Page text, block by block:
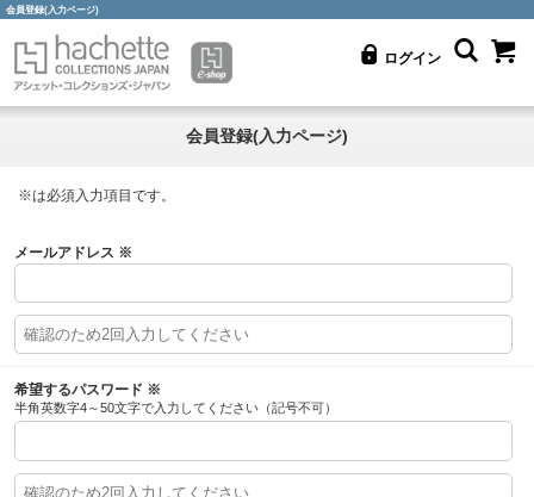
会員登録(入力ページ)
ログイン
会員登録(入力ページ)
※は必須入力項目です。
メールアドレス ※
希望するパスワード ※
半角英数字4～50文字で入力してください（記号不可）